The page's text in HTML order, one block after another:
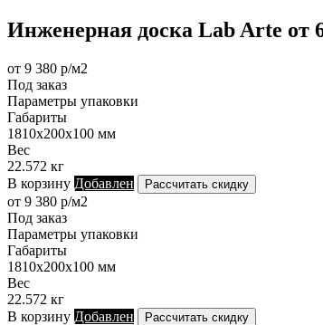
Инженерная доска Lab Arte от
от 9 380 р/м2
Под заказ
Параметры упаковки
Габариты
1810х200х100 мм
Вес
22.572 кг
В корзину Добавлен Рассчитать скидку
от 9 380 р/м2
Под заказ
Параметры упаковки
Габариты
1810х200х100 мм
Вес
22.572 кг
В корзину Добавлен Рассчитать скидку